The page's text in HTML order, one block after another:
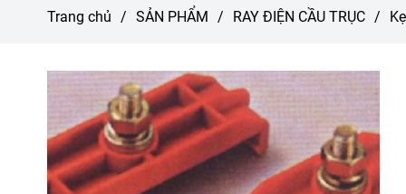
Trang chủ / SẢN PHẨM / RAY ĐIỆN CẦU TRỤC /